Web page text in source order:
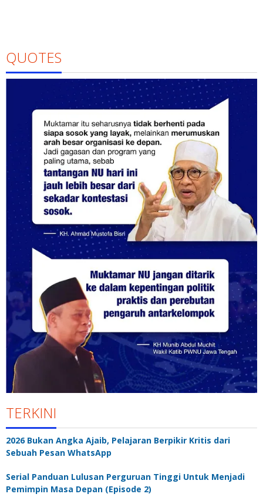
QUOTES
TERKINI
2026 Bukan Angka Ajaib, Pelajaran Berpikir Kritis dari
Sebuah Pesan WhatsApp
Serial Panduan Lulusan Perguruan Tinggi Untuk Menjadi
Pemimpin Masa Depan (Episode 2)